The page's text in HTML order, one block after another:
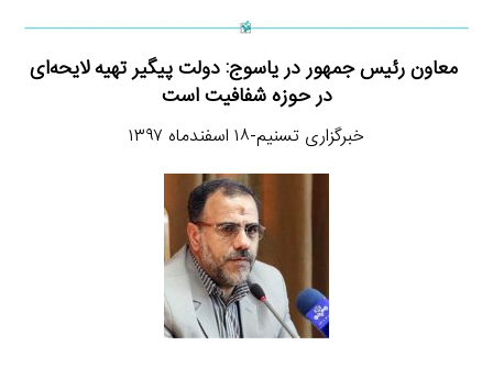
معاون رئیس جمهور در یاسوج: دولت پیگیر تهیه لایحه‌ای
در حوزه شفافیت است
خبرگزاری تسنیم-۱۸ اسفندماه ۱۳۹۷